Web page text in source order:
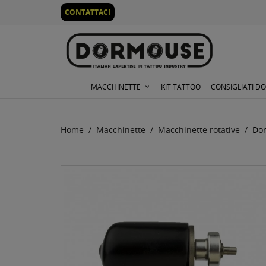
CONTATTACI
MACCHINETTE KIT TATTOO CONSIGLIATI
Home Macchinette Macchinette rotative